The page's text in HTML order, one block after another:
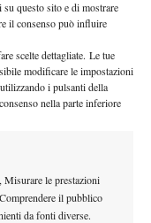
questo sito e di mostrare
il consenso può influire
scelte dettagliate. Le tue
modificare le impostazioni
i pulsanti della
nella parte inferiore
le prestazioni
il pubblico
da fonti diverse.